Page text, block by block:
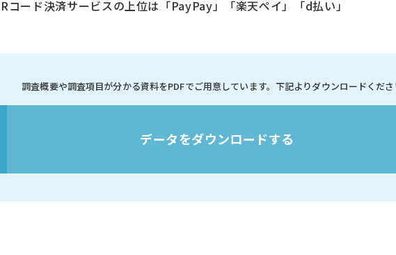
ード決済サービスの上位は「PayPay」「楽天ペイ」「d払い」
調査概要や調査項目が分かる資料をPDFでご用意しています。 下記よりダウンロードくださ
データをダウンロードする